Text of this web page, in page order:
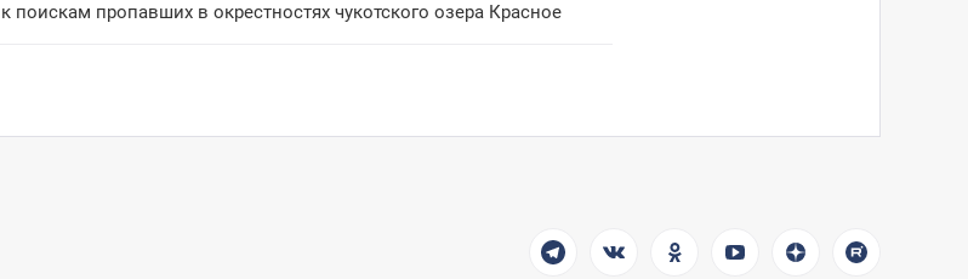
поискам пропавших в окрестностях чукотского озера Красное